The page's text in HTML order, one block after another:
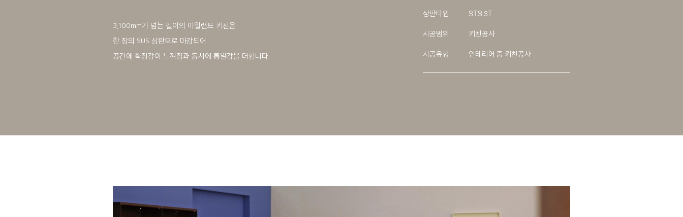
3,100mm가 넘는 길이의 아일랜드 키친은
한 장의 SUS 상판으로 마감되어
공간에 확장감이 느껴짐과 동시에 통일감을 더합니다.
상판타입 STS 3T
시공범위 키친공사
시공유형 인테리어 중 키친공사